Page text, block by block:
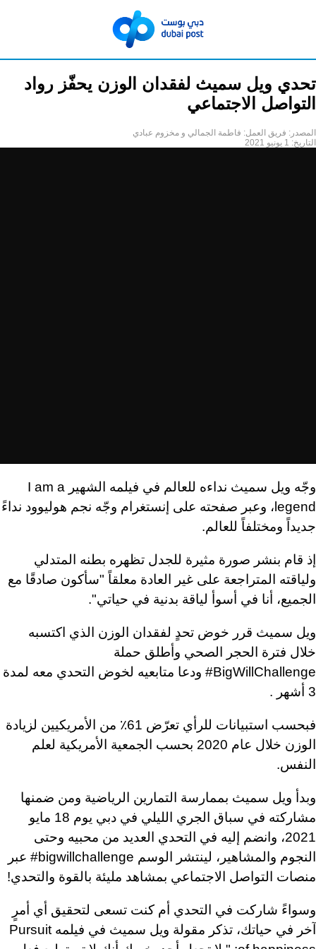
تحدي ويل سميث لفقدان الوزن يحفّز رواد
التواصل الاجتماعي
المصدر: فريق العمل: فاطمة الجمالي و مخزوم عبادي
التاريخ: 1 يونيو 2021
وجّه ويل سميث نداءه للعالم في فيلمه الشهير I am a
legend ، وعبر صفحته على إنستغرام وجّه نجم هوليوود نداءً
جديداً ومختلفاً للعالم.
إذ قام بنشر صورة مثيرة للجدل تظهره بطنه المتدلي
ولياقته المتراجعة على غير العادة معلقاً "سأكون صادقًا مع
الجميع، أنا في أسوأ لياقة بدنية في حياتي".
ويل سميث قرر خوض تحدٍ لفقدان الوزن الذي اكتسبه
خلال فترة الحجر الصحي وأطلق حملة
#BigWillChallenge ودعا متابعيه لخوض التحدي معه لمدة
3 أشهر .
فبحسب استبيانات للرأي تعرّض 61٪ من الأمريكيين لزيادة
الوزن خلال عام 2020 بحسب الجمعية الأمريكية لعلم
النفس.
وبدأ ويل سميث بممارسة التمارين الرياضية ومن ضمنها
مشاركته في سباق الجري الليلي في دبي يوم 18 مايو
2021، وانضم إليه في التحدي العديد من محبيه وحتى
النجوم والمشاهير، لينتشر الوسم #bigwillchallenge عبر
منصات التواصل الاجتماعي بمشاهد مليئة بالقوة والتحدي!
وسواءً شاركت في التحدي أم كنت تسعى لتحقيق أي أمرٍ
آخر في حياتك، تذكر مقولة ويل سميث في فيلمهPursuit